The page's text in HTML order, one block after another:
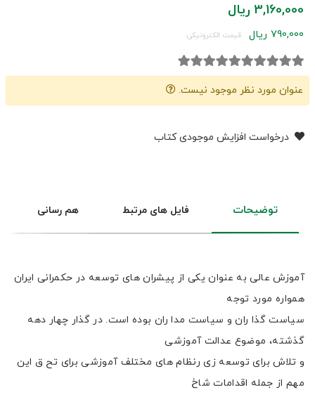
3,160,000 ریال
790,000 ریال قیمت الکترونیکی
عنوان مورد نظر موجود نیست.
درخواست افزایش موجودی کتاب
توضیحات فایل های مرتبط هم رسانی
آموزش عالی به عنوان یکی از پیشران های توسعه در حکمرانی ایران
همواره مورد توجه
سیاست گذا ران و سیاست مدا ران بوده است. در گذار چهار دهه
گذشته، موضوع عدالت آموزشی
و تلاش برای توسعه زی رنظام های مختلف آموزشی برای تح ق این
مهم از جمله اقدامات شاخ